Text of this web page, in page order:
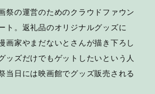
祭の運営のためのクラウドファウン
ト。返礼品のオリジナルグッズに
画家やまだないとさんが描き下ろし
ッズだけでもゲットしたいという人
当日には映画館でグッズ販売される